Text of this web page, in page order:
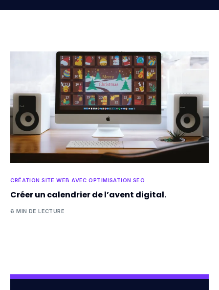
CRÉATION SITE WEB AVEC OPTIMISATION SEO
Créer un calendrier de l’avent digital.
6 MIN DE LECTURE